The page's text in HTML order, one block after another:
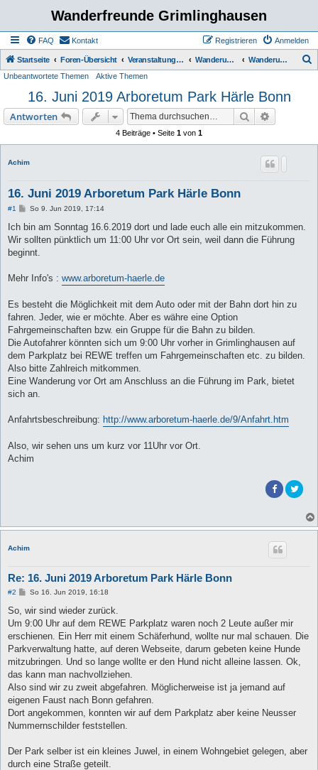
Wanderfreunde Grimlinghausen
FAQ Kontakt Anmelden
Registrieren
Startseite Foren-Übersicht Veranstaltungen / Wanderungen Wanderungen Wanderungen bis 5 km
Unbeantwortete Themen Aktive Themen
16. Juni 2019 Arboretum Park Härle Bonn
Antworten Suche
4 Beiträge • Seite 1 von 1
Achim
16. Juni 2019 Arboretum Park Härle Bonn
#1
B
i
r
a
So 9. Jun 2019, 17:14
Ich bin am Sonntag 16.6.2019 dort und lade euch alle ein mitzukommen.
Wir sollten pünktlich um 11:00 Uhr vor Ort sein, weil dann die Führung
beginnt.
Mehr Info's : www.arboretum-haerle.de
Es besteht die Möglichkeit mit dem Auto oder mit der Bahn dort hin zu
fahren. Jeder, wie er möchte. Aber es währe eine Option
Fahrgemeinschaften bzw. ein Gruppe für die Bahn zu bilden.
Die Autofahrer könnten sich um 9:00 Uhr vorher in Grimlinghausen auf
dem Parkplatz bei REWE treffen um Fahrgemeinschaften etc. zu bilden.
Also bitte Zahlreich mitkommen.
Eine Wanderung vor Ort am Anschluss an die Führung im Park, bietet
sich an.
Anfahrtsbeschreibung: http://www.arboretum-haerle.de/9/Anfahrt.htm
Also, wir sehen uns um kurz vor 11Uhr vor Ort.
Achim
Achim
Re: 16. Juni 2019 Arboretum Park Härle Bonn
#2
B
i
r
a
So 16. Jun 2019, 16:18
So, wir sind wieder zurück.
Um 9:00 Uhr auf dem REWE Parkplatz waren noch 2 Leute außer mir
erschienen. Ein Herr mit einem Schäferhund, wollte nur mal schauen. Die
Parkverwaltung hatte, auf deren Webseite, darum gebeten keine Hunde
mitzubringen. Und so lange wollte er den Hund nicht alleine lassen. Ok,
das kann man nachvollziehen.
Also sind wir zu zweit abgefahren. Möglicherweise ist ja jemand auf
eigenen Faust nach Bonn gefahren.
Dort angekommen, konnten wir auf dem Parkplatz aber keine Neusser
Nummernschilder feststellen.
Der Park selber ist ein kleines Juwel, in einem Wohngebiet gelegen, aber
durch eine Straße geteilt.